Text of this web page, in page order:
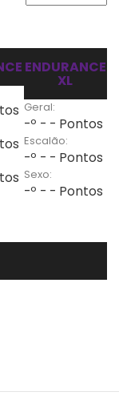
ENDURANCE
XL
Geral:
-º - - Pontos
Escalão:
-º - - Pontos
Sexo:
-º - - Pontos